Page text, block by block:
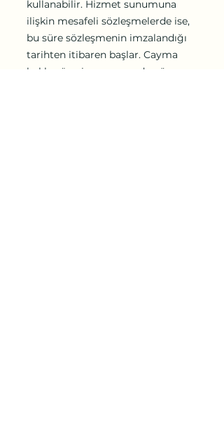
kullanabilir. Hizmet sunumuna
ilişkin mesafeli sözleşmelerde ise,
bu süre sözleşmenin imzalandığı
tarihten itibaren başlar. Cayma
hakkı süresi sona ermeden önce,